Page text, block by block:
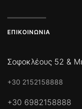
ΕΠΙΚΟΙΝΩΝΊΑ
Σοφοκλέους 52 &
+30 2152158888
+30 6982158888